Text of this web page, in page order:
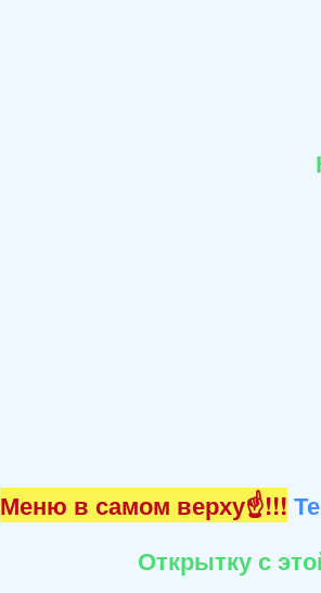
Меню в самом верху☝!!!
Открытку с